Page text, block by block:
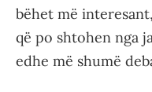
bëhet më
që po shtohen nga
edhe më shumë